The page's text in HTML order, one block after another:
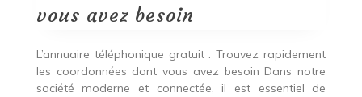
vous avez besoin
L’annuaire téléphonique gratuit : Trouvez rapidement
les coordonnées dont vous avez besoin Dans notre
société moderne et connectée, il est essentiel de